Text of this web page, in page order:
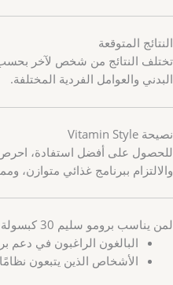
النتائج المتوقعة
تختلف النتائج من شخص لآخر
البدني والعوامل الفردية المختلفة.
نصيحة Vitamin Style
للحصول على أفضل استفادة،
والالتزام ببرنامج غذائي متوازن،
لمن يناسب برومو سليم 30 كبسولة ؟
البالغون الراغبون في دعم
الأشخاص الذين يتبعون نظامًا